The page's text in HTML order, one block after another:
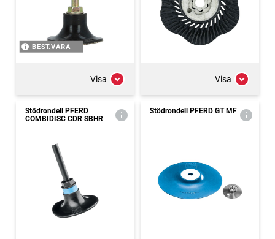
BEST.VARA
Visa Visa
Stödrondell PFERD
COMBIDISC CDR SBHR
Stödrondell PFERD GT MF